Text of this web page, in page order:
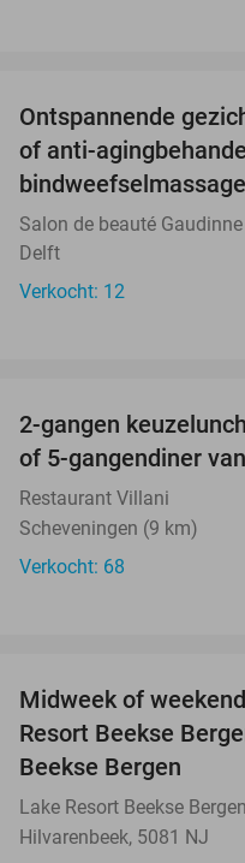
Ontspannende
of anti-
Salon de beauté Gaudinne
Delft
Verkocht: 12
NEW
TODAY
2-gangen
of 5-gangendiner
Restaurant Villani
Scheveningen (9 km)
Verkocht: 68
Midweek of
Resort Beekse
Beekse Bergen
Lake Resort Beekse Bergen
Hilvarenbeek, 5081 NJ